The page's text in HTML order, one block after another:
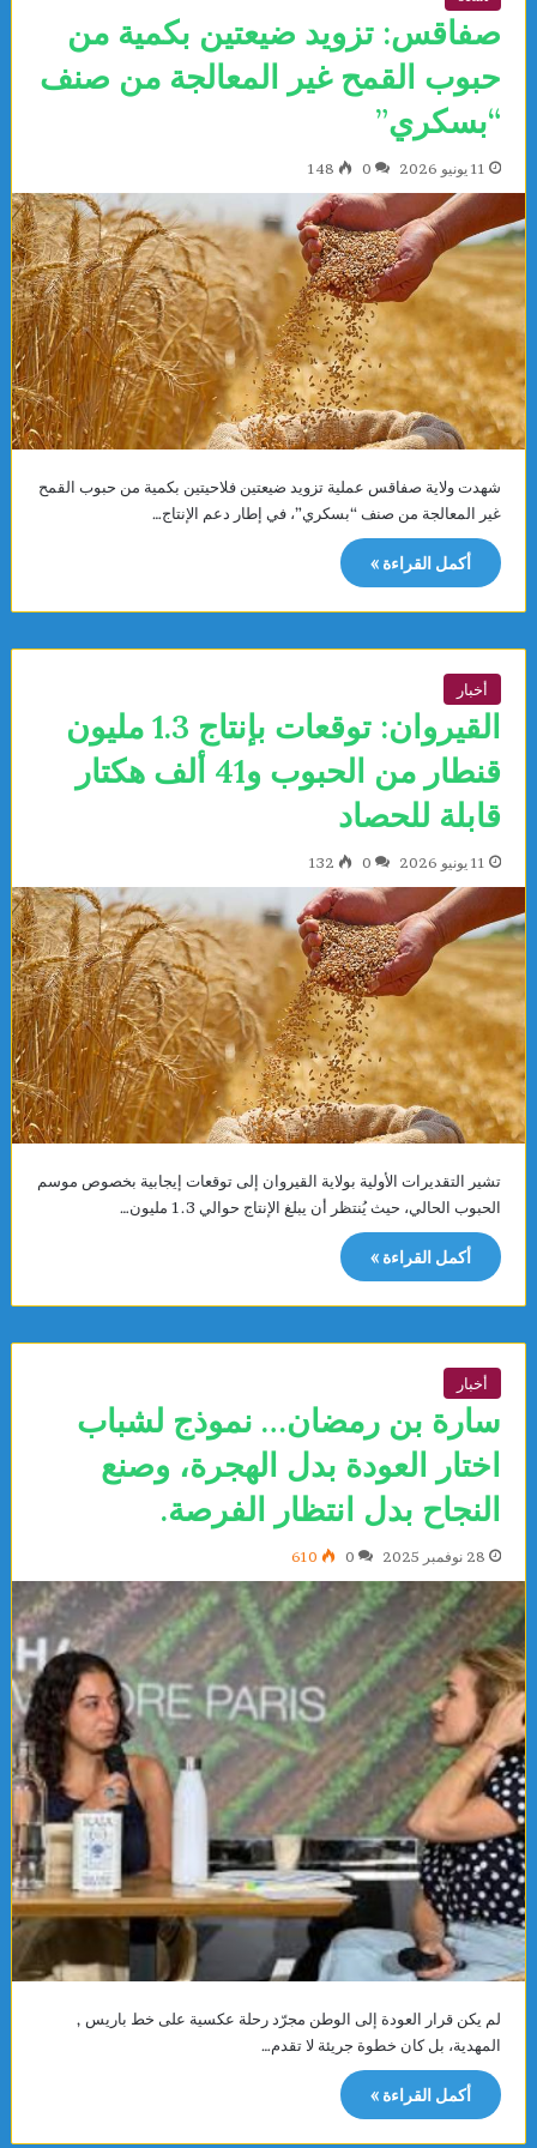
صفاقس: تزويد ضيعتين بكمية من
حبوب القمح غير المعالجة من صنف
“بسكري”
11 يونيو 2026 0
148
شهدت ولاية صفاقس عملية تزويد ضيعتين فلاحيتين بكمية من حبوب القمح
غير المعالجة من صنف “بسكري”، في إطار دعم الإنتاج…
أكمل القراءة »
أخبار
القيروان: توقعات بإنتاج 1.3 مليون
قنطار من الحبوب و41 ألف هكتار
قابلة للحصاد
11 يونيو 2026 0
132
تشير التقديرات الأولية بولاية القيروان إلى توقعات إيجابية بخصوص موسم
الحبوب الحالي، حيث يُنتظر أن يبلغ الإنتاج حوالي 1.3 مليون…
أكمل القراءة »
أخبار
سارة بن رمضان… نموذج لشباب
اختار العودة بدل الهجرة، وصنع
النجاح بدل انتظار الفرصة.
28 نوفمبر 2025 0
610
لم يكن قرار العودة إلى الوطن مجرّد رحلة عكسية على خط باريس ,
المهدية، بل كان خطوة جريئة لا تقدم…
أكمل القراءة »